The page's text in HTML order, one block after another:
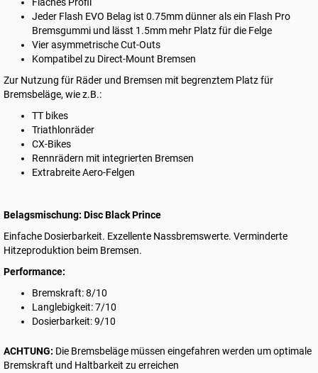
Jeder Flash EVO Belag ist 0.75mm dünner als ein Flash Pro
Bremsgummi und lässt 1.5mm mehr Platz für die Felge
Vier asymmetrische Cut-Outs
Kompatibel zu Direct-Mount Bremsen
Zur Nutzung für Räder und Bremsen mit begrenztem Platz für
Bremsbeläge, wie z.B.:
TT bikes
Triathlonräder
CX-Bikes
Rennrädern mit integrierten Bremsen
Extrabreite Aero-Felgen
Belagsmischung: Disc Black Prince
Einfache Dosierbarkeit. Exzellente Nassbremswerte. Verminderte
Hitzeproduktion beim Bremsen.
Performance:
Bremskraft: 8/10
Langlebigkeit: 7/10
Dosierbarkeit: 9/10
ACHTUNG: Die Bremsbeläge müssen eingefahren werden um optimale
Bremskraft und Haltbarkeit zu erreichen